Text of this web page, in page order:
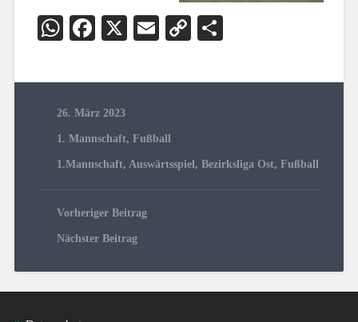
WhatsApp
Facebook
X EmailCopy
26. März 2023
1. Mannschaft, Fußball
1.Mannschaft, Auswärtsspiel, Bezirksliga Ost, Fußball
Vorheriger Beitrag
Nächster Beitrag